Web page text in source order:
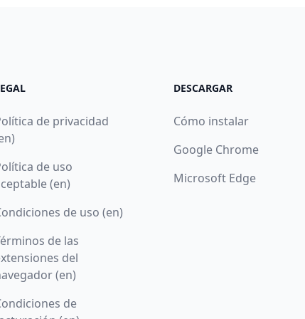
de privacidad
de uso
(en)
de uso (en)
de las
del
(en)
de
DESCARGAR
Cómo instalar
Google Chrome
Microsoft Edge